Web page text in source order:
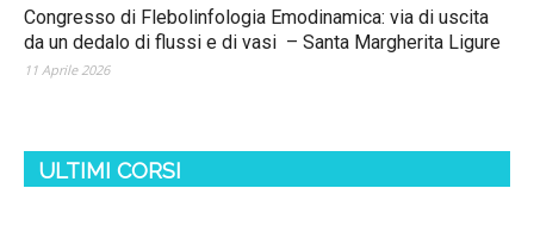
Congresso di Flebolinfologia Emodinamica: via di uscita
da un dedalo di flussi e di vasi – Santa Margherita Ligure
11 Aprile 2026
ULTIMI CORSI